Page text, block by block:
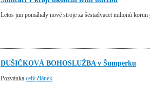
Letos jim pomáhaly nové stroje za šestadvacet milionů korun
DUŠIČKOVÁ BOHOSLUŽBA v Šumperku
Pozvánka celý článek